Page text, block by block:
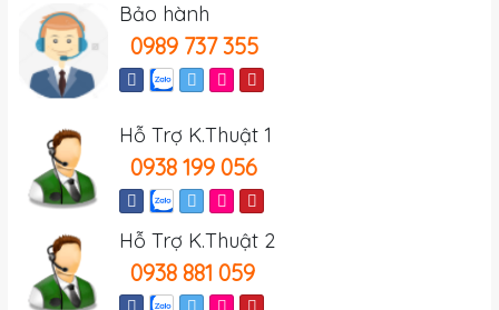
Bảo hành
0989 737 355
Hỗ Trợ K.Thuật 1
0938 199 056
Hỗ Trợ K.Thuật 2
0938 881 059